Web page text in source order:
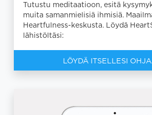
Tutustu meditaatioon, esitä
muita samanmielisiä ihmisiä.
Heartfulness-keskusta. Löydä
lähistöltäsi:
LÖYDÄ ITSELLESI